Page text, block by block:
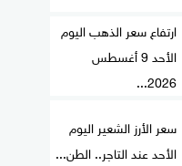
ارتفاع سعر الذهب اليوم
الأحد 9 أغسطس
2026...
سعر الأرز الشعير اليوم
الأحد عند التاجر.. الطن...